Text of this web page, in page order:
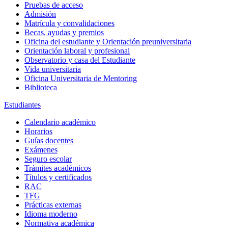
Pruebas de acceso
Admisión
Matrícula y convalidaciones
Becas, ayudas y premios
Oficina del estudiante y Orientación preuniversitaria
Orientación laboral y profesional
Observatorio y casa del Estudiante
Vida universitaria
Oficina Universitaria de Mentoring
Biblioteca
Estudiantes
Calendario académico
Horarios
Guías docentes
Exámenes
Seguro escolar
Trámites académicos
Títulos y certificados
RAC
TFG
Prácticas externas
Idioma moderno
Normativa académica